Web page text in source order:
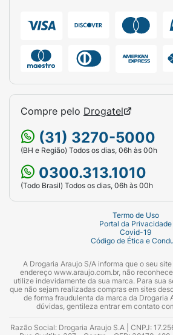
Compre pelo Drogatel
(31) 3270-5000
(BH e Região) Todos os dias, 06h às 00h
0300.313.1010
(Todo Brasil) Todos os dias, 06h às 00h
Termo de Uso
Portal da Privacidade
Covid-19
Código de Ética e
A Drogaria Araujo S/A informa que o seu
endereço www.araujo.com.br, não
utilize indevidamente da sua marca. Para sua
que não sejam realizadas compras em sites
de forma fraudulenta da marca da Drogaria
dúvidas, gentileza entrar em contato
Razão Social: Drogaria Araujo S.A | CNPJ: